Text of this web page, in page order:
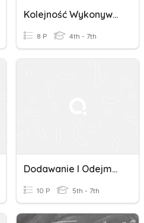
Kolejność Wykonywania Działań
8 P 4th - 7th
Dodawanie I Odejmowanie Ułamków
10 P 5th - 7th